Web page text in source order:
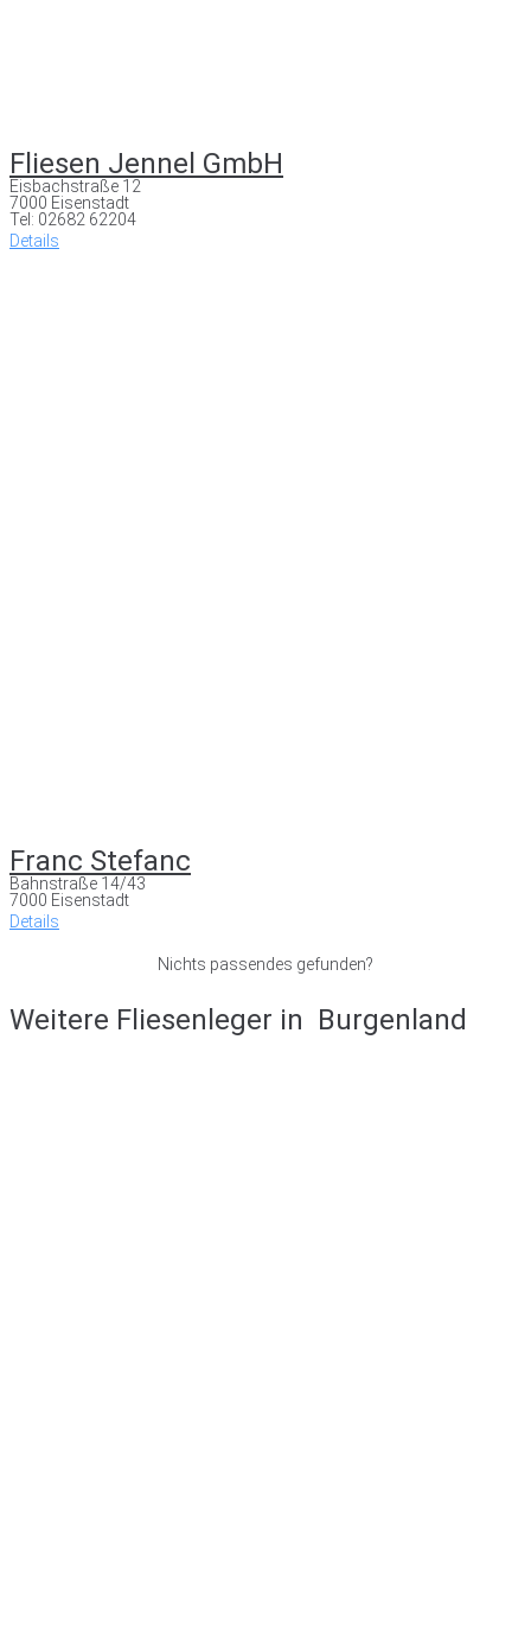
Fliesen Jennel GmbH
Eisbachstraße 12
7000 Eisenstadt
Tel: 02682 62204
Details
Franc Stefanc
Bahnstraße 14/43
7000 Eisenstadt
Details
Nichts passendes gefunden?
Weitere Fliesenleger in Burgenland